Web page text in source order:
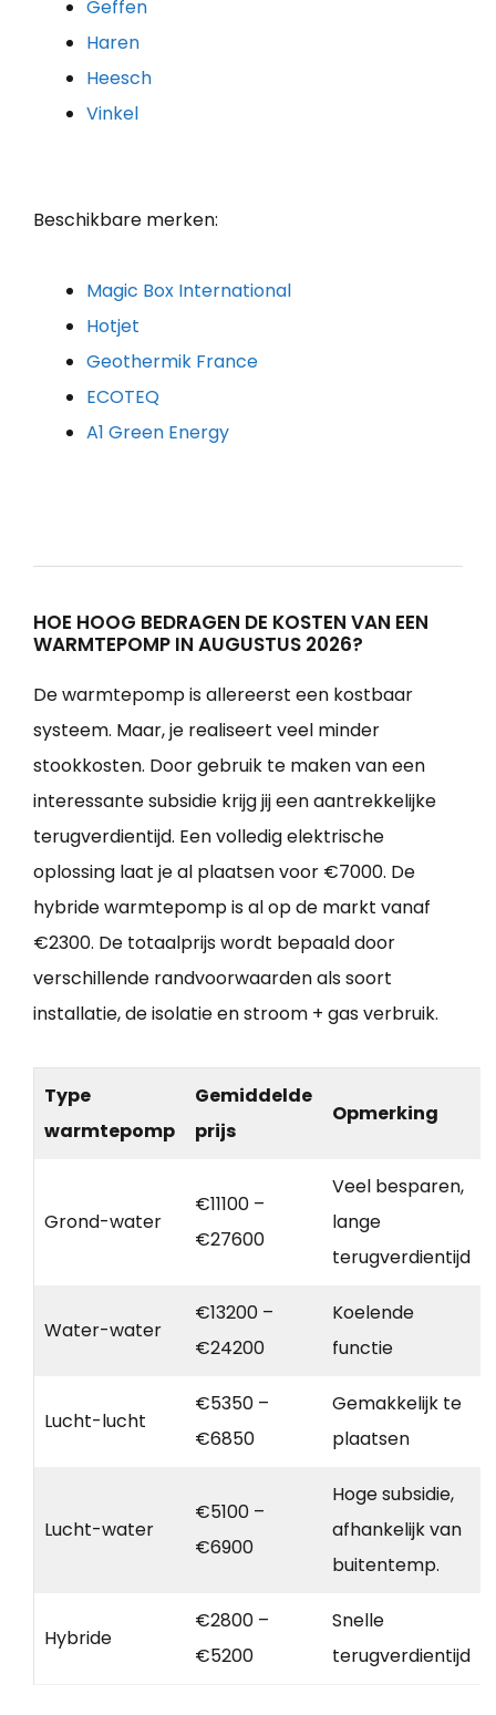
Geffen
Haren
Heesch
Vinkel
Beschikbare merken:
Magic Box International
Hotjet
Geothermik France
ECOTEQ
A1 Green Energy
HOE HOOG BEDRAGEN DE KOSTEN VAN EEN
WARMTEPOMP IN AUGUSTUS 2026?
De warmtepomp is allereerst een kostbaar
systeem. Maar, je realiseert veel minder
stookkosten. Door gebruik te maken van een
interessante subsidie krijg jij een aantrekkelijke
terugverdientijd. Een volledig elektrische
oplossing laat je al plaatsen voor €7000. De
hybride warmtepomp is al op de markt vanaf
€2300. De totaalprijs wordt bepaald door
verschillende randvoorwaarden als soort
installatie, de isolatie en stroom + gas verbruik.
Type
warmtepomp
Gemiddelde
prijs
Opmerking
Grond-water
€11100 –
€27600
Veel besparen,
lange
terugverdientijd
Water-water
€13200 –
€24200
Koelende
functie
Lucht-lucht
€5350 –
€6850
Gemakkelijk te
plaatsen
Lucht-water
€5100 –
€6900
Hoge subsidie,
afhankelijk van
buitentemp.
Hybride
€2800 –
€5200
Snelle
terugverdientijd